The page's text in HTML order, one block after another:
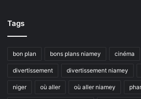
Tags
bon plan bons plans niamey cinéma
divertissement divertissement niamey
niger où aller où aller niamey